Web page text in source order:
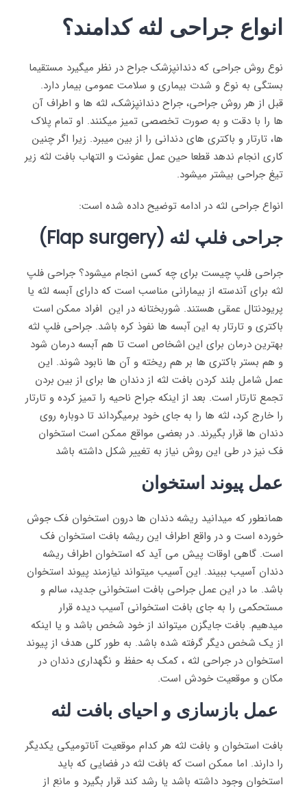
انواع جراحی لثه کدامند؟
نوع روش جراحی که دندانپزشک جراح در نظر میگیرد مستقیما
بستگی به نوع و شدت بیماری و سلامت عمومی بیمار دارد.
قبل از هر روش جراحی، جراح دندانپزشک، لثه ها و اطراف آن
ها را با دقت و به صورت تخصصی تمیز میکنند. او تمام پلاک
ها، تارتار و باکتری های دندانی را از بین میبرد. زیرا اگر چنین
کاری انجام ندهد قطعا حین عمل عفونت و التهاب بافت لثه زیر
تیغ جراحی بیشتر میشود.
انواع جراحی لثه در ادامه توضیح داده شده است:
جراحی فلپ لثه (Flap surgery)
جراحی فلپ چیست برای چه کسی انجام میشود؟ جراحی فلپ
لثه برای آندسته از بیمارانی مناسب است که دارای آبسه لثه یا
پریودنتال عمقی هستند. شوربختانه در این افراد ممکن است
باکتری و تارتار به این آبسه ها نفوذ کره باشد. جراحی فلپ لثه
بهترین درمان برای این اشخاص است تا هم آبسه درمان شود
و هم بستر باکتری ها بر هم ریخته و آن ها نابود شوند. این
عمل شامل بلند کردن بافت لثه از دندان ها برای از بین بردن
تجمع تارتار است. بعد از اینکه جراح ناحیه را تمیز کرده و تارتار
را خارج کرد، لثه ها را به جای خود برمیگرداند تا دوباره روی
دندان ها قرار بگیرند. در بعضی مواقع ممکن است استخوان
فک نیز در طی این روش نیاز به تغییر شکل داشته باشد
عمل پیوند استخوان
همانطور که میدانید ریشه دندان ها درون استخوان فک جوش
خورده است و در واقع اطراف این ریشه بافت استخوان فک
است. گاهی اوقات پیش می آید که استخوان اطراف ریشه
دندان آسیب ببیند. این آسیب میتواند نیازمند پیوند استخوان
باشد. ما در این عمل جراحی بافت استخوانی جدید، سالم و
مستحکمی را به جای بافت استخوانی آسیب دیده قرار
میدهیم. بافت جایگزن میتواند از خود شخص باشد و یا اینکه
از یک شخص دیگر گرفته شده باشد. به طور کلی هدف از پیوند
استخوان در جراحی لثه ، کمک به حفظ و نگهداری دندان در
مکان و موقعیت خودش است.
عمل بازسازی و احیای بافت لثه
بافت استخوان و بافت لثه هر کدام موقعیت آناتومیکی یکدیگر
را دارند. اما ممکن است که بافت لثه در فضایی که باید
استخوان وجود داشته باشد یا رشد کند قرار بگیرد و مانع از